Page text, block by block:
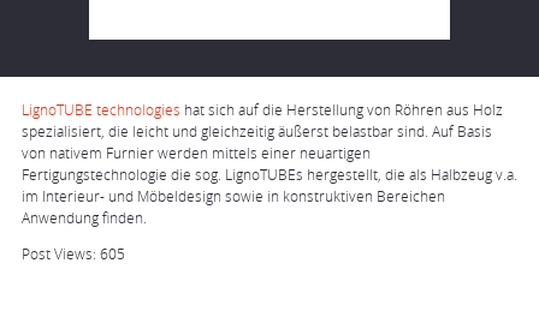
LignoTUBE technologies hat sich auf die Herstellung von Röhren aus Holz
spezialisiert, die leicht und gleichzeitig äußerst belastbar sind. Auf Basis
von nativem Furnier werden mittels einer neuartigen
Fertigungstechnologie die sog. LignoTUBEs hergestellt, die als Halbzeug v.a.
im Interieur- und Möbeldesign sowie in konstruktiven Bereichen
Anwendung finden.
Post Views: 605